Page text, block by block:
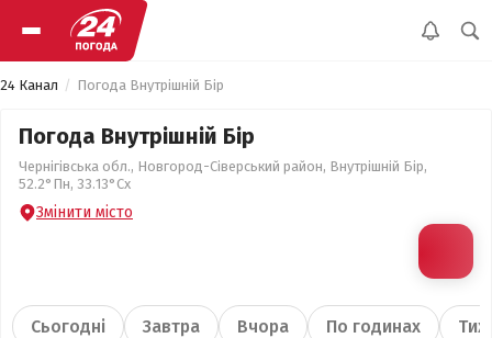
24 Канал Погода Внутрішній Бір
Погода Внутрішній Бір
Чернігівська обл., Новгород-Сіверський район, Внутрішній Бір,
52.2°Пн, 33.13°Сх
Змінити місто
Сьогодні Завтра Вчора По годинах